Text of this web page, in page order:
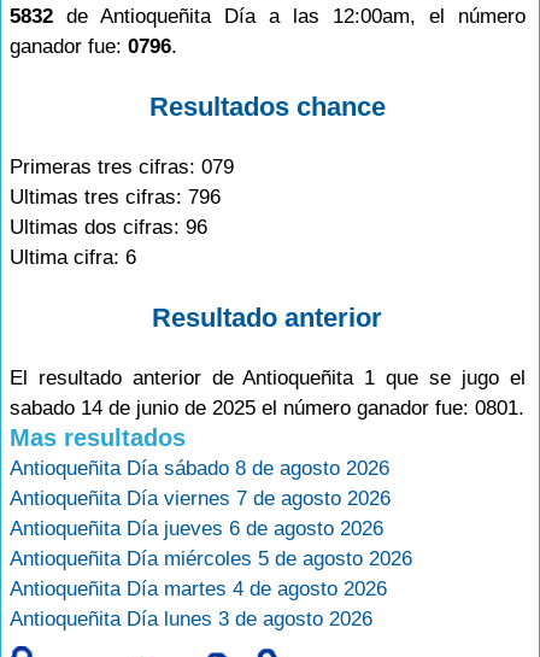
5832 de Antioqueñita Día a las 12:00am, el número
ganador fue: 0796.
Resultados chance
Primeras tres cifras: 079
Ultimas tres cifras: 796
Ultimas dos cifras: 96
Ultima cifra: 6
Resultado anterior
El resultado anterior de Antioqueñita 1 que se jugo el
sabado 14 de junio de 2025 el número ganador fue: 0801.
Mas resultados
Antioqueñita Día sábado 8 de agosto 2026
Antioqueñita Día viernes 7 de agosto 2026
Antioqueñita Día jueves 6 de agosto 2026
Antioqueñita Día miércoles 5 de agosto 2026
Antioqueñita Día martes 4 de agosto 2026
Antioqueñita Día lunes 3 de agosto 2026